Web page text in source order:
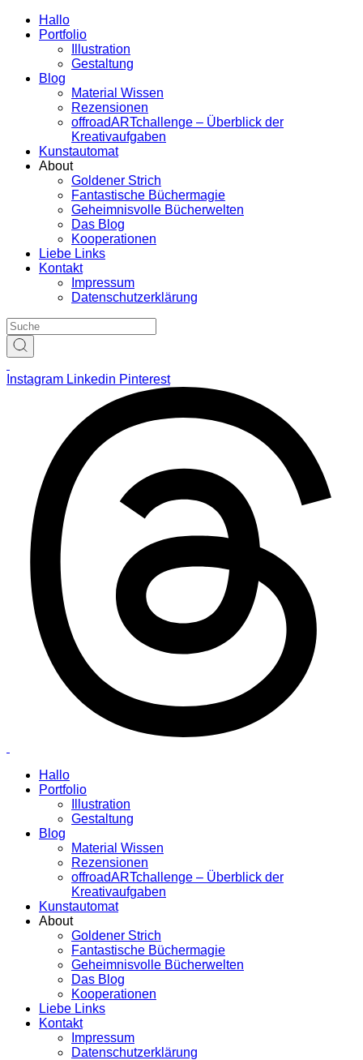
Hallo
Portfolio
Illustration
Gestaltung
Blog
Material Wissen
Rezensionen
offroadARTchallenge – Überblick der
Kreativaufgaben
Kunstautomat
About
Goldener Strich
Fantastische Büchermagie
Geheimnisvolle Bücherwelten
Das Blog
Kooperationen
Liebe Links
Kontakt
Impressum
Datenschutzerklärung
Instagram Linkedin Pinterest
Hallo
Portfolio
Illustration
Gestaltung
Blog
Material Wissen
Rezensionen
offroadARTchallenge – Überblick der
Kreativaufgaben
Kunstautomat
About
Goldener Strich
Fantastische Büchermagie
Geheimnisvolle Bücherwelten
Das Blog
Kooperationen
Liebe Links
Kontakt
Impressum
Datenschutzerklärung